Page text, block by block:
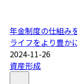
年金制度の仕組み
ライフをより豊か
2024-11-26
資産形成